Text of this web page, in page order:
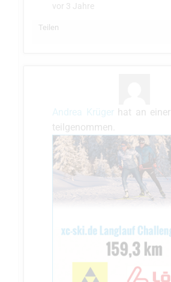
vor 3 Jahre
Teilen
Andrea Krügerhat an einer
teilgenommen.